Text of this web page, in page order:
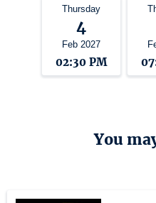
Thursday
4
Feb 2027
02:30 PM
You